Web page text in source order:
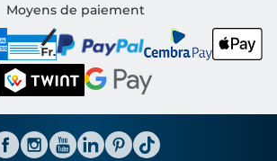
Moyens de paiement